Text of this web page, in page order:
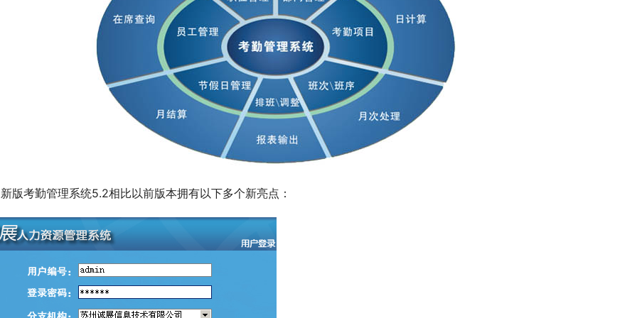
版考勤管理系统5.2相比以前版本拥有以下多个新亮点：